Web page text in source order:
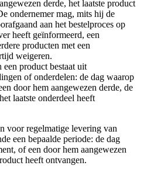
derde, het laatste product
ondernemer mag, mits hij de
aan het bestelproces op
heeft geïnformeerd, een
producten met een
weigeren.
product bestaat uit
of onderdelen: de dag waarop
door hem aangewezen derde, de
laatste onderdeel heeft
voor regelmatige levering van
een bepaalde periode: de dag
of een door hem aangewezen
heeft ontvangen.